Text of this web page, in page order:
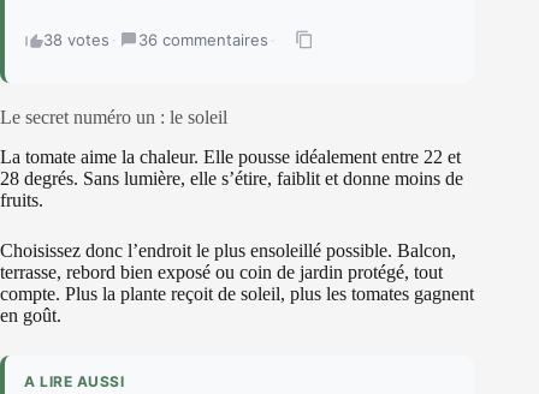
38 votes · 36 commentaires ·
Le secret numéro un : le soleil
La tomate aime la chaleur. Elle pousse idéalement entre 22 et
28 degrés. Sans lumière, elle s’étire, faiblit et donne moins de
fruits.
Choisissez donc l’endroit le plus ensoleillé possible. Balcon,
terrasse, rebord bien exposé ou coin de jardin protégé, tout
compte. Plus la plante reçoit de soleil, plus les tomates gagnent
en goût.
A LIRE AUSSI